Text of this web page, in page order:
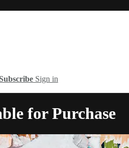
Sign in
for Purchase